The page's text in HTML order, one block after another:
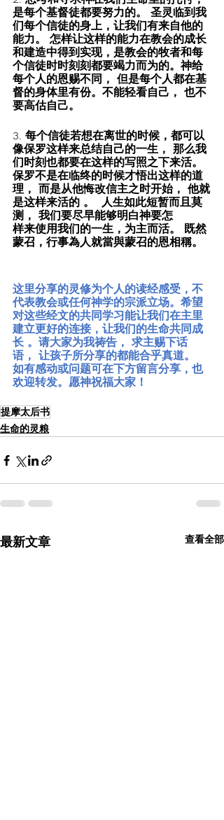
是每个基督徒都要努力的。 圣灵临到我
们每个信徒的身上，让我们有来自他的
能力。 怎样让这样的能力在教会的成长
和建造中得到实现，是教会的牧者和每
个信徒时时刻刻都要竭力而为的。神给
每个人的恩赐不同， 但是每个人都在基
督的身体里有份。不能轻看自己， 也不
要高估自己。
3. 每个信徒若想在离世的时候，都可以
像保罗这样来总结自己的一生， 那么我
们时刻也都要在这样的写照之下来活。
保罗不是在临终的时候才悟出这样的道
理， 而是从他悔改信主之时开始， 他就
是这样来活的 。  人生如此短暂而且莫
测， 我们要尽早能够明白神要怎
样来使用我们的一生，为主而活。 既然
蒙召，行事為人就當與蒙召的恩相稱。
这里分享的灵修为个人的读经感受，不
代表教会或任何神学的宗派立场。希望
对这些经文的共同学习能让我们在主里
建立更好的连接，让我们的生命共同成
长 。请大家为我祷告， 求主赐下话
语， 让孩子所分享的都能合乎真道。
如有感动或问题可在下方留言分享，也
欢迎转发。愿神祝福大家！
提摩太后书
生命的灵粮
最新文章 查看全部